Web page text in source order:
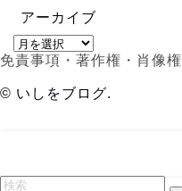
アーカイブ
ア
ー
イ
免責事項・著作権・肖像権
© いしをブログ.